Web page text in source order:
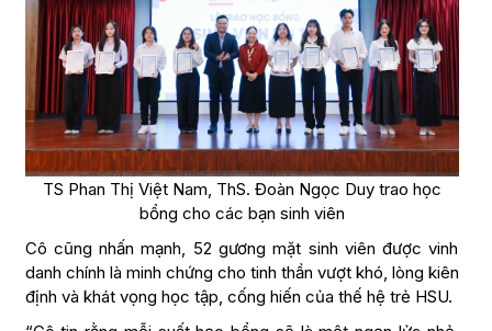
TS Phan Thị Việt Nam, ThS. Đoàn Ngọc Duy trao học
bổng cho các bạn sinh viên
Cô cũng nhấn mạnh, 52 gương mặt sinh viên được vinh
danh chính là minh chứng cho tinh thần vượt khó, lòng kiên
định và khát vọng học tập, cống hiến của thế hệ trẻ HSU.